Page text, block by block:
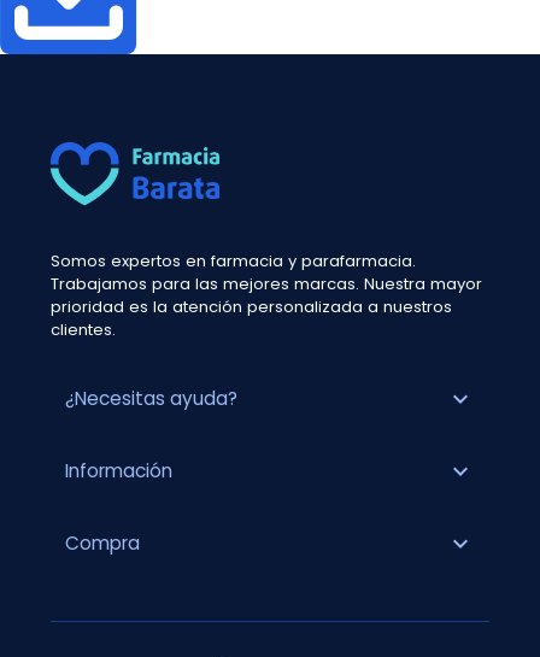
Somos expertos en farmacia y parafarmacia.
Trabajamos para las mejores marcas. Nuestra mayor
prioridad es la atención personalizada a nuestros
clientes.
¿Necesitas ayuda? expand_more
Información expand_more
Compra expand_more